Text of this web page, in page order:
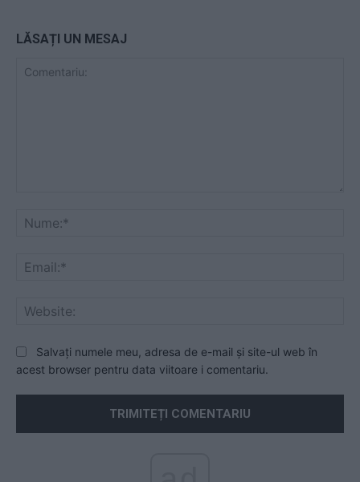
LĂSAȚI UN MESAJ
Salvați numele meu, adresa de e-mail și site-ul web în
acest browser pentru data viitoare i comentariu.